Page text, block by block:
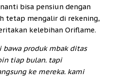
bisa pensiun dengan
tetap mengalir di rekening,
kelebihan Oriflame.
produk mbak ditas
tiap bulan. tapi
ke mereka. kami